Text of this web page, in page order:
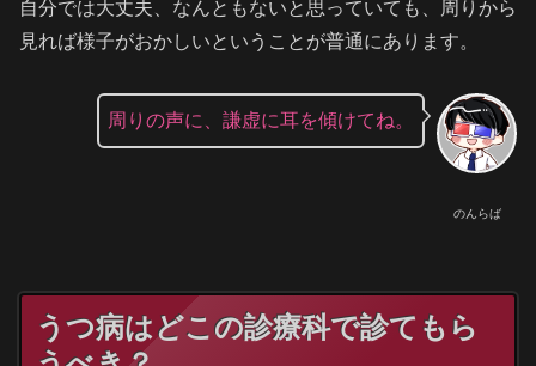
自分では大丈夫、なんともないと思っていても、周りから
見れば様子がおかしいということが普通にあります。
のんらば
周りの声に、謙虚に耳を傾けてね。
うつ病はどこの診療科で診てもら